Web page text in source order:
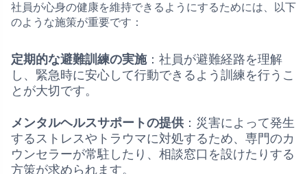
社員が心身の健康を維持できるようにするためには、以下
のような施策が重要です：
定期的な避難訓練の実施：社員が避難経路を理解
し、緊急時に安心して行動できるよう訓練を行うこ
とが大切です。
メンタルヘルスサポートの提供 ：災害によって発生
するストレスやトラウマに対処するため、専門のカ
ウンセラーが常駐したり、相談窓口を設けたりする
方策が求められます。